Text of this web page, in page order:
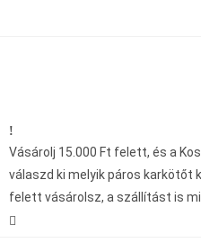
Vásárolj 15.000 Ft felett, és a
válaszd ki melyik páros karkötőt
felett vásárolsz, a szállítást is